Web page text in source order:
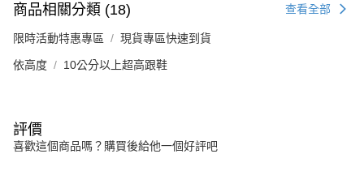
商品相關分類 (18) 查看全部
限時活動特惠專區 現貨專區快速到貨
依高度 10公分以上超高跟鞋
評價
喜歡這個商品嗎？購買後給他一個好評吧